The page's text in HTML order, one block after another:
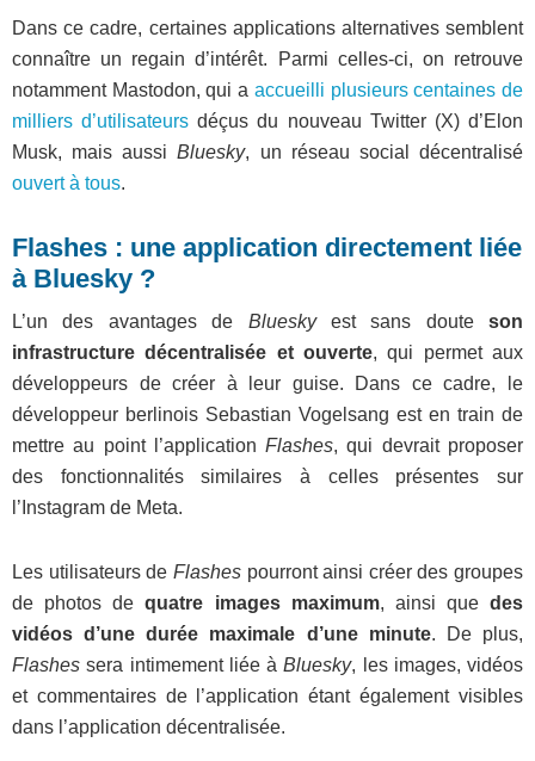
Dans ce cadre, certaines applications alternatives semblent
connaître un regain d’intérêt. Parmi celles-ci, on retrouve
notamment Mastodon, qui a accueilli plusieurs centaines de
milliers d’utilisateurs déçus du nouveau Twitter (X) d’Elon
Musk, mais aussiBluesky, un réseau social décentralisé
ouvert à tous.
Flashes : une application directement liée
à Bluesky ?
L’un des avantages de Blueskyest sans doute son
infrastructure décentralisée et ouverte, qui permet aux
développeurs de créer à leur guise. Dans ce cadre, le
développeur berlinois Sebastian Vogelsang est en train de
mettre au point l’applicationFlashes, qui devrait proposer
des fonctionnalités similaires à celles présentes sur
l’Instagram de Meta.
Les utilisateurs de Flashespourront ainsi créer des groupes
de photos dequatre images maximum, ainsi que des
vidéos d’une durée maximale d’une minute. De plus,
Flashes sera intimement liée àBluesky, les images, vidéos
et commentaires de l’application étant également visibles
dans l’application décentralisée.